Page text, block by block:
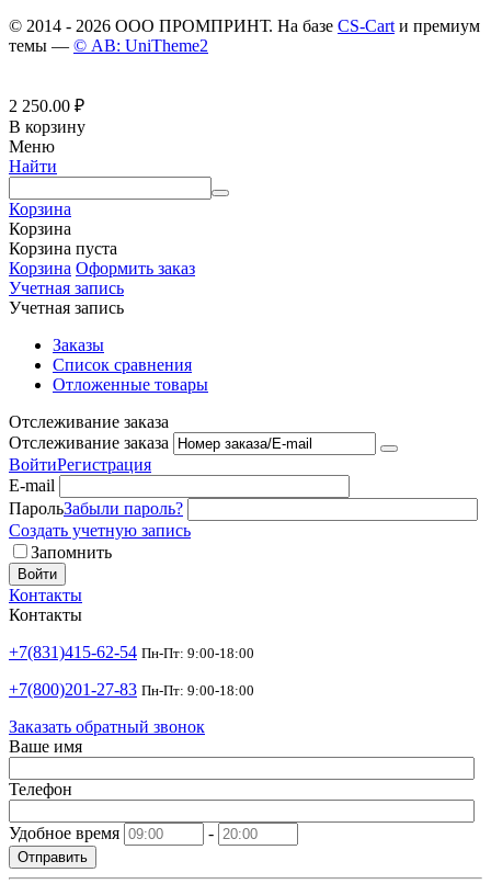
© 2014 - 2026 ООО ПРОМПРИНТ. На базе CS-Cart и премиум
темы — © AB: UniTheme2
2 250.00 ₽
В корзину
Меню
Найти
Корзина
Корзина
Корзина пуста
Корзина Оформить заказ
Учетная запись
Учетная запись
Заказы
Список сравнения
Отложенные товары
Отслеживание заказа
Отслеживание заказа
ВойтиРегистрация
E-mail
ПарольЗабыли пароль?
Создать учетную запись
Запомнить
Войти
Контакты
Контакты
+7(831)415-62-54 Пн-Пт: 9:00-18:00
+7(800)201-27-83 Пн-Пт: 9:00-18:00
Заказать обратный звонок
Ваше имя
Телефон
Удобное время -
Отправить